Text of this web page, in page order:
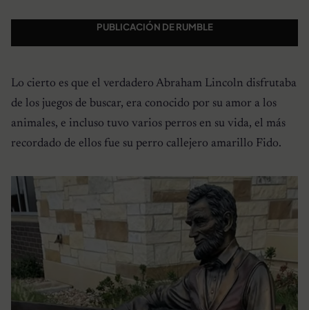
PUBLICACIÓN DE RUMBLE
Lo cierto es que el verdadero Abraham Lincoln disfrutaba
de los juegos de buscar, era conocido por su amor a los
animales, e incluso tuvo varios perros en su vida, el más
recordado de ellos fue su perro callejero amarillo Fido.